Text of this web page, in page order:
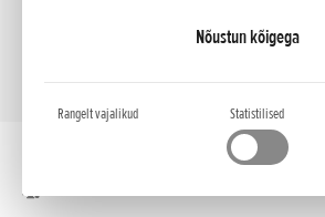
Nõustun kõigega
Rangelt vajalikud Statistilised